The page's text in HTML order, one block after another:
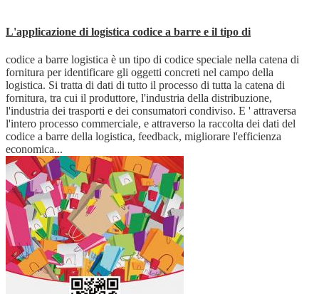
L'applicazione di logistica codice a barre e il tipo di
codice a barre logistica è un tipo di codice speciale nella catena di
fornitura per identificare gli oggetti concreti nel campo della
logistica. Si tratta di dati di tutto il processo di tutta la catena di
fornitura, tra cui il produttore, l'industria della distribuzione,
l'industria dei trasporti e dei consumatori condiviso. E ' attraversa
l'intero processo commerciale, e attraverso la raccolta dei dati del
codice a barre della logistica, feedback, migliorare l'efficienza
economica...